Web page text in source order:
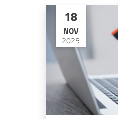
18
NOV
2025